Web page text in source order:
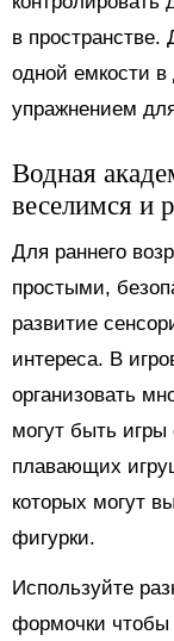
в
одной емкости
упражнением
Водная
веселимся и
Для раннего
простыми,
развитие
интереса. В
организовать
могут быть
плавающих
которых могут
фигурки.
Используйте
формочки чтобы